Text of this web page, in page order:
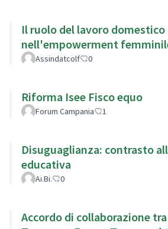
Il ruolo del lavoro domestico
nell'empowerment
Assindatcolf 0
Riforma Isee Fisco equo
Forum Campania 1
Disuguaglianza: contrasto
educativa
Ai.Bi. 0
Accordo di collaborazione